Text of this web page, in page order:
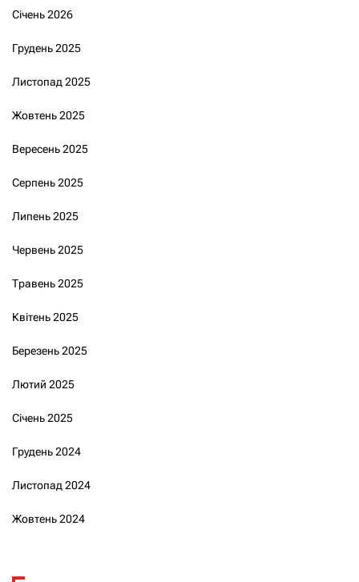
Січень 2026
Грудень 2025
Листопад 2025
Жовтень 2025
Вересень 2025
Серпень 2025
Липень 2025
Червень 2025
Травень 2025
Квітень 2025
Березень 2025
Лютий 2025
Січень 2025
Грудень 2024
Листопад 2024
Жовтень 2024